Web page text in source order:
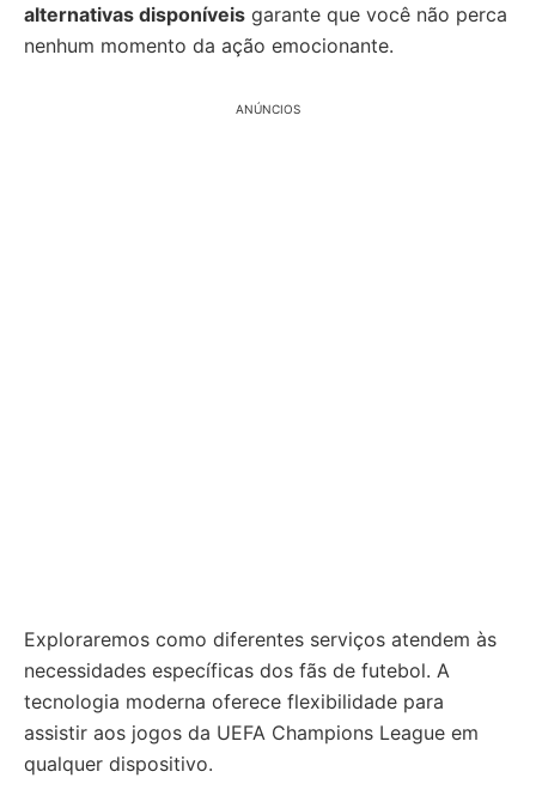
alternativas disponíveis garante que você não perca
nenhum momento da ação emocionante.
ANÚNCIOS
Exploraremos como diferentes serviços atendem às
necessidades específicas dos fãs de futebol. A
tecnologia moderna oferece flexibilidade para
assistir aos jogos da UEFA Champions League em
qualquer dispositivo.